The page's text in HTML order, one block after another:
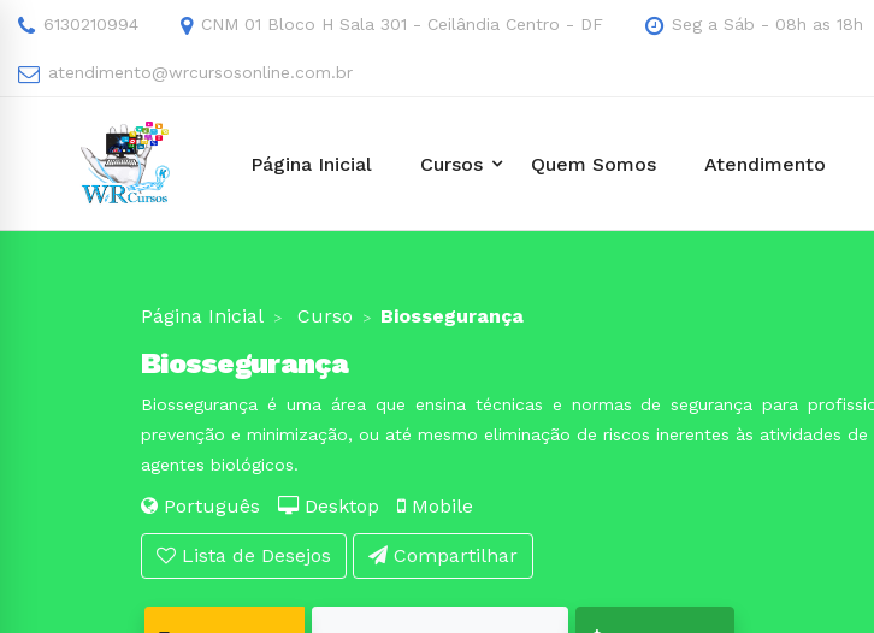
6130210994 CNM 01 Bloco H Sala 301 - Ceilândia Centro - DF Seg a Sáb - 08h as 18h
atendimento@wrcursosonline.com.br
Página Inicial Cursos Quem Somos Atendimento
Página Inicial Curso Biossegurança
Biossegurança
Biossegurança é uma área que ensina técnicas e normas de segurança para
prevenção e minimização, ou até mesmo eliminação de riscos inerentes às atividades
agentes biológicos.
Português Desktop Mobile
Lista de Desejos Compartilhar